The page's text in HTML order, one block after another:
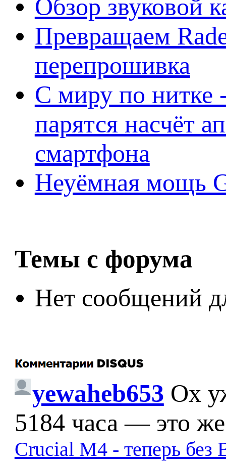
Обзор звуковой
Превращаем
перепрошивка
С миру по нитке
парятся насчёт
смартфона
Неуёмная мощь
Темы с форума
Нет сообщений
yewaheb653 Ох
5184 часа — это
Crucial M4 - теперь без